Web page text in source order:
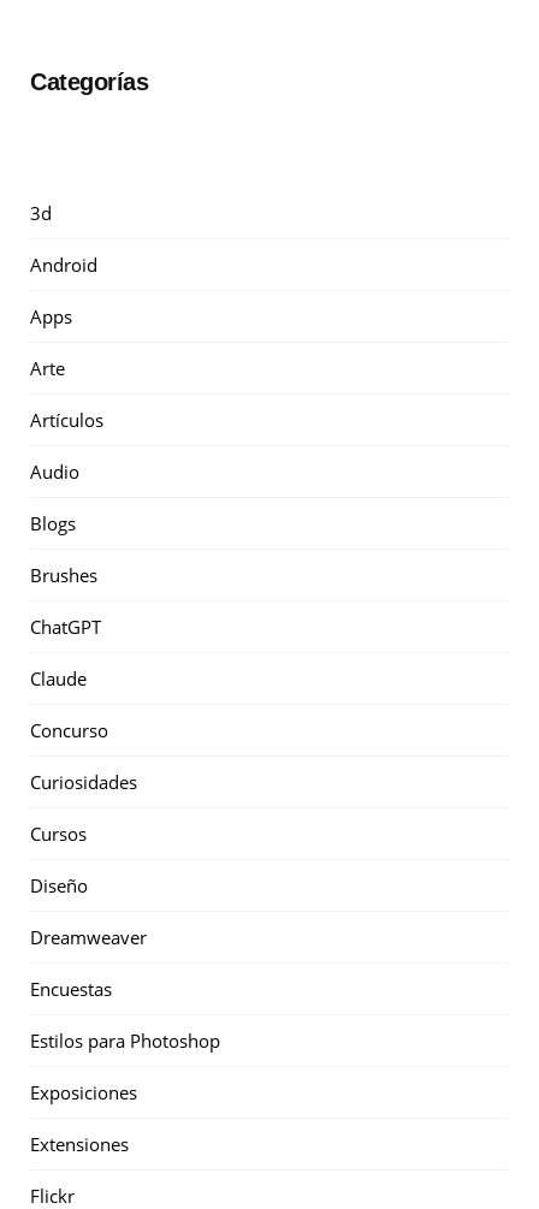
Categorías
3d
Android
Apps
Arte
Artículos
Audio
Blogs
Brushes
ChatGPT
Claude
Concurso
Curiosidades
Cursos
Diseño
Dreamweaver
Encuestas
Estilos para Photoshop
Exposiciones
Extensiones
Flickr